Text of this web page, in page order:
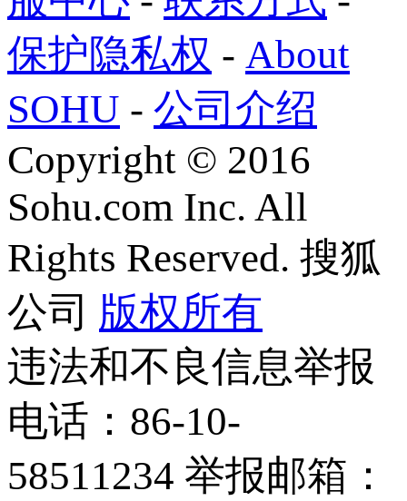
保护隐私权 - About
SOHU - 公司介绍
Copyright © 2016
Sohu.com Inc. All
Rights Reserved. 搜狐
公司 版权所有
违法和不良信息举报
电话：86-10-
58511234 举报邮箱：